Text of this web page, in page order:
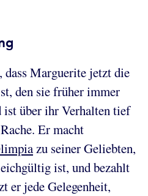
Marguerite jetzt die
den sie früher immer
ist über ihr Verhalten tief
Er macht
zu seiner Geliebten,
ist, und bezahlt
er jede Gelegenheit,